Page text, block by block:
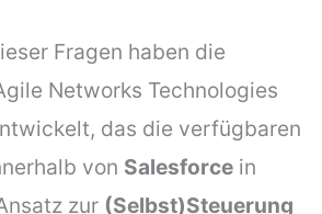
Fragen haben die
Networks Technologies
das die verfügbaren
von Salesforce in
zur (Selbst)Steuerung